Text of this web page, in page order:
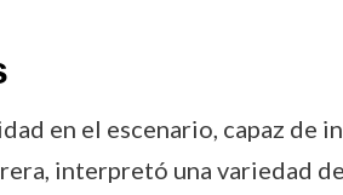
en el escenario, capaz
interpretó una variedad